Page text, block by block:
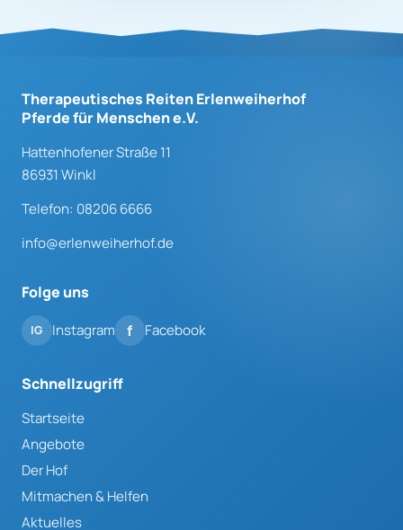
Therapeutisches Reiten Erlenweiherhof
Pferde für Menschen e.V.
Hattenhofener Straße 11
86931 Winkl
Telefon: 08206 6666
info@erlenweiherhof.de
Folge uns
Instagram Facebook
Schnellzugriff
Startseite
Angebote
Der Hof
Mitmachen & Helfen
Aktuelles